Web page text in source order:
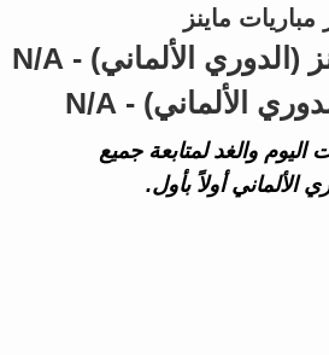
مباريات ماينز
اليوم والغد لمتابعة جميع
الألماني أولاً بأول.